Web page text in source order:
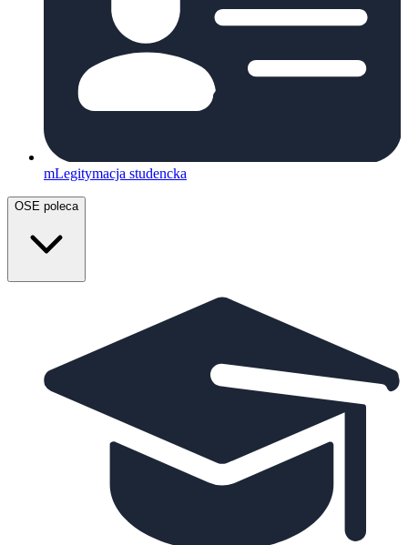
mLegitymacja studencka
OSE poleca